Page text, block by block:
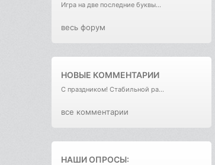
Игра на две последние буквы...
весь форум
НОВЫЕ КОММЕНТАРИИ
С праздником! Стабильной ра...
все комментарии
НАШИ ОПРОСЫ: